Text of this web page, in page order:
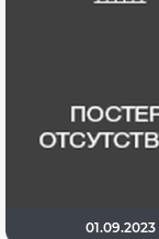
01.09.2023